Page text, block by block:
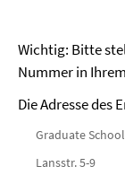
Wichtig: Bitte
Nummer in
Die Adresse des
Graduate
Lansstr. 5-9